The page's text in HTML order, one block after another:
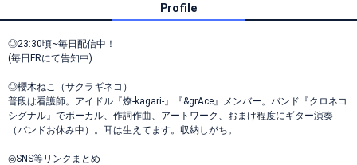
Profile
◎23:30頃~毎日配信中！
(毎日FRにて告知中)
◎櫻木ねこ（サクラギネコ）
普段は看護師。アイドル『燎-kagari-』『&grAce』メンバー。バンド『クロネコ
シグナル』でボーカル、作詞作曲、アートワーク、おまけ程度にギター演奏
（バンドお休み中）。耳は生えてます。収納しがち。
◎SNS等リンクまとめ